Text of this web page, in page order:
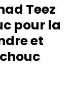
Teez
pour la
et